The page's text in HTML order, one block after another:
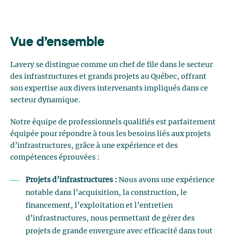
Vue d’ensemble
Lavery se distingue comme un chef de file dans le secteur
des infrastructures et grands projets au Québec, offrant
son expertise aux divers intervenants impliqués dans ce
secteur dynamique.
Notre équipe de professionnels qualifiés est parfaitement
équipée pour répondre à tous les besoins liés aux projets
d’infrastructures, grâce à une expérience et des
compétences éprouvées :
Projets d’infrastructures : Nous avons une expérience
notable dans l’acquisition, la construction, le
financement, l’exploitation et l’entretien
d’infrastructures, nous permettant de gérer des
projets de grande envergure avec efficacité dans tout